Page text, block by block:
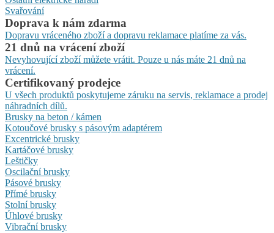
Svařování
Doprava k nám zdarma
Dopravu vráceného zboží a dopravu reklamace platíme za vás.
21 dnů na vrácení zboží
Nevyhovující zboží můžete vrátit. Pouze u nás máte 21 dnů na
vrácení.
Certifikovaný prodejce
U všech produktů poskytujeme záruku na servis, reklamace a prodej
náhradních dílů.
Brusky na beton / kámen
Kotoučové brusky s pásovým adaptérem
Excentrické brusky
Kartáčové brusky
Leštičky
Oscilační brusky
Pásové brusky
Přímé brusky
Stolní brusky
Úhlové brusky
Vibrační brusky